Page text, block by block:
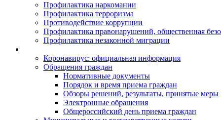
Профилактика наркомании
Профилактика терроризма
Противодействие коррупции
Профилактика правонарушений, общественная
Профилактика незаконной миграции
Коронавирус: официальная информация
Обращения граждан
Нормативные документы
Порядок и время приема граждан
Обзоры решений, результаты, принятые меры
Электронные обращения
Общероссийский день приема граждан